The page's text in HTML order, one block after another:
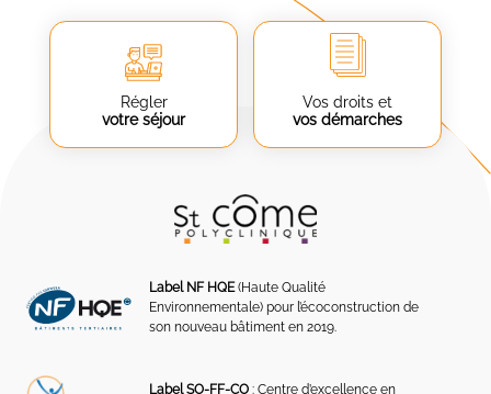
Régler
votre séjour
Vos droits et
vos démarches
Label NF HQE(Haute Qualité
Environnementale) pour l’écoconstruction de
son nouveau bâtiment en 2019.
Label SO-FF-CO : Centre d’excellence en